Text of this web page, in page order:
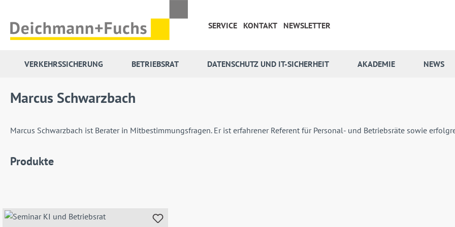
SERVICE
KONTAKT NEWSLETTER
VERKEHRSSICHERUNG BETRIEBSRAT DATENSCHUTZ UND IT-SICHERHEIT AKADEMIE NEWS
Marcus Schwarzbach
Marcus Schwarzbach ist Berater in Mitbestimmungsfragen. Er ist erfahrener Referent für Personal- und Betriebsräte sowie
Produkte